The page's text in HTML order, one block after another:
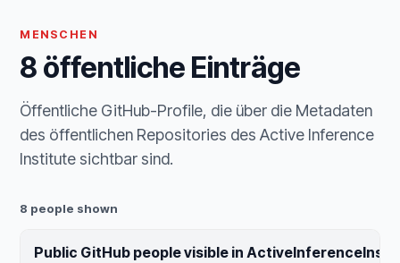
MENSCHEN
8 öffentliche Einträge
Öffentliche GitHub-Profile, die über die Metadaten
des öffentlichen Repositories des Active Inference
Institute sichtbar sind.
8 people shown
Public GitHub people visible in